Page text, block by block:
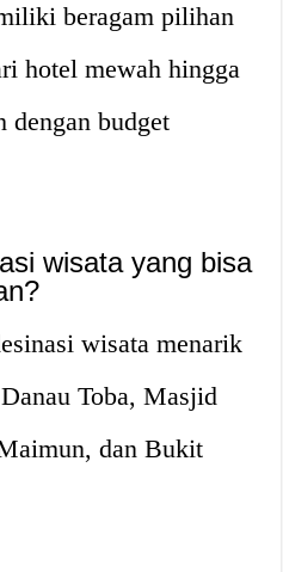
beragam pilihan
hotel mewah hingga
dengan budget
wisata yang bisa
wisata menarik
Toba, Masjid
dan Bukit